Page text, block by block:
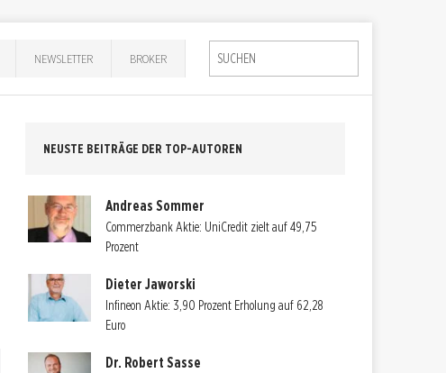
NEWSLETTER BROKER
NEUSTE BEITRÄGE DER TOP-AUTOREN
Andreas Sommer
Commerzbank Aktie: UniCredit zielt auf 49,75
Prozent
Dieter Jaworski
Infineon Aktie: 3,90 Prozent Erholung auf 62,28
Euro
Dr. Robert Sasse